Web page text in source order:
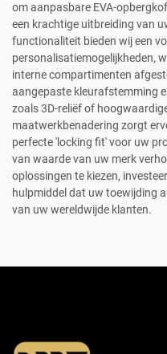
om aanpasbare EVA-
een krachtige uitbreiding van
functionaliteit bieden wij een
personalisatiemogelijkheden,
interne compartimenten
aangepaste kleurafstemming
zoals 3D-reliëf of
maatwerkbenadering zorgt
perfecte 'locking fit' voor uw
van waarde van uw merk
oplossingen te kiezen,
hulpmiddel dat uw toewijding
van uw wereldwijde klanten.